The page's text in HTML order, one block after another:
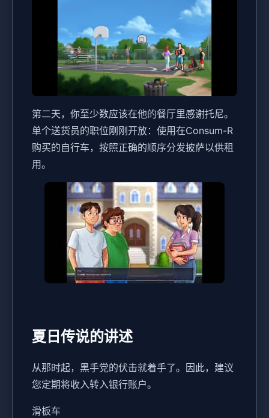
第二天，你至少数应该在他的餐厅里感谢托尼。
单个送货员的职位刚刚开放：使用在Consum-R
购买的自行车，按照正确的顺序分发披萨以供租
用。
夏日传说的讲述
从那时起，黑手党的伏击就着手了。因此，建议
您定期将收入转入银行账户。
滑板车